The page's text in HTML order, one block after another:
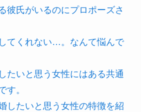
彼氏がいるのにプロポーズさ
てくれない…。なんて悩んで
たいと思う女性にはある共通
す。
したいと思う女性の特徴を紹